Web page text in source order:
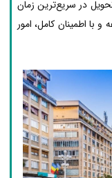
در سریع‌ترین زمان
با اطمینان کامل، امور